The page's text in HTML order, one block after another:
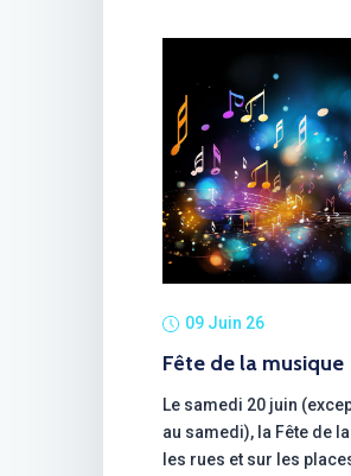
09 Juin 26
Fête de la musique
Le samedi 20 juin
au samedi), la Fête de
les rues et sur les